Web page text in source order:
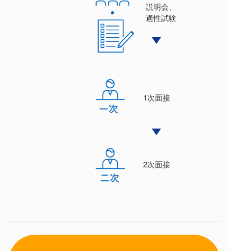
説明会、
適性試験
1次⾯接
2次⾯接